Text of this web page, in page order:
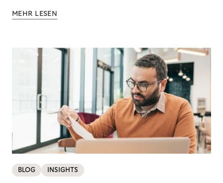
MEHR LESEN
BLOG INSIGHTS